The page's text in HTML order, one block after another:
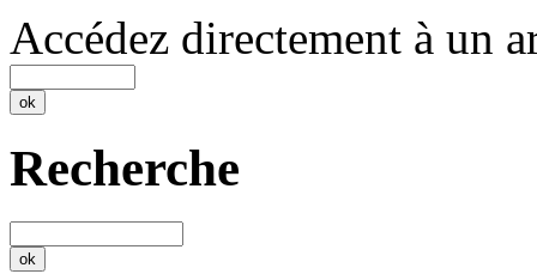
Accédez directement à un
Recherche